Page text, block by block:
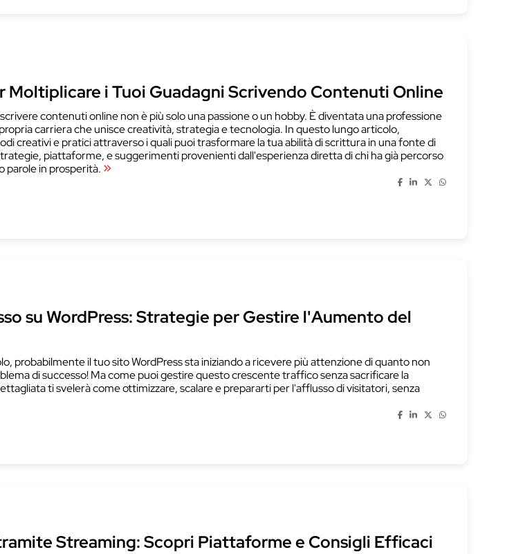
Moltiplicare i Tuoi Guadagni Scrivendo Contenuti Online
contenuti online non è più solo una passione o un hobby. È diventata una professione
carriera che unisce creatività, strategia e tecnologia. In questo lungo articolo,
creativi e pratici attraverso i quali puoi trasformare la tua abilità di scrittura in una fonte di
piattaforme, e suggerimenti provenienti dall'esperienza diretta di chi ha già percorso
parole in prosperità.
su WordPress: Strategie per Gestire l'Aumento del
probabilmente il tuo sito WordPress sta iniziando a ricevere più attenzione di quanto non
di successo! Ma come puoi gestire questo crescente traffico senza sacrificare la
ti svelerà come ottimizzare, scalare e prepararti per l'afflusso di visitatori, senza
Streaming: Scopri Piattaforme e Consigli Efficaci